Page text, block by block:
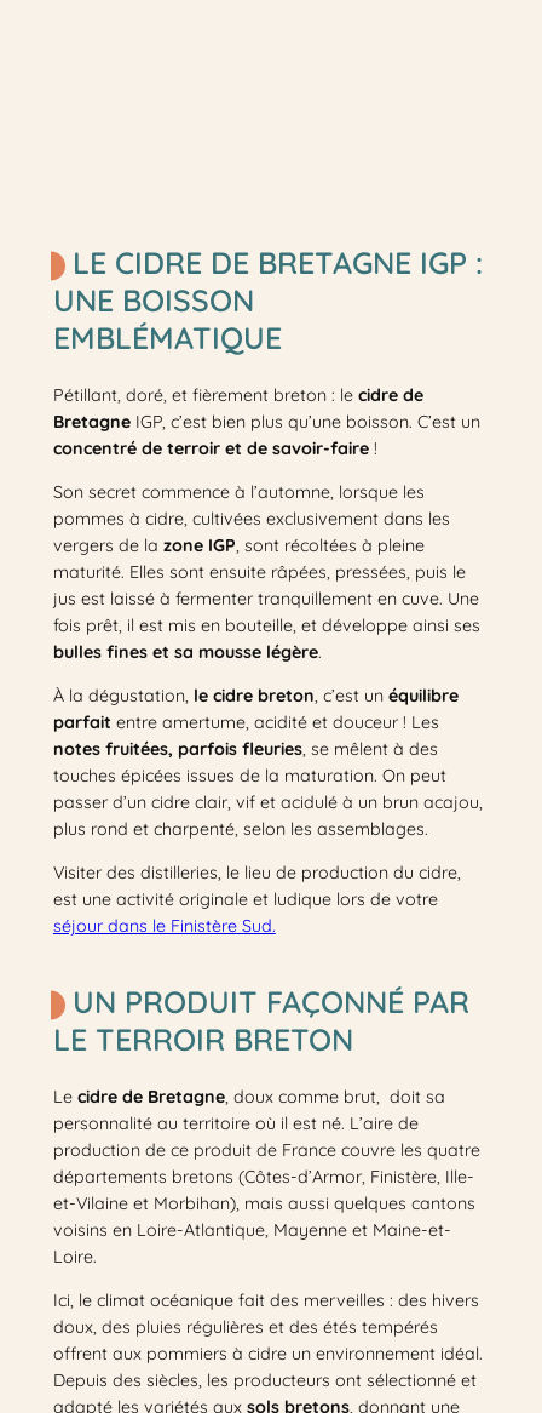
LE CIDRE DE BRETAGNE IGP :
UNE BOISSON
EMBLÉMATIQUE
Pétillant, doré, et fièrement breton : le cidre de
BretagneIGP, c’est bien plus qu’une boisson. C’est un
concentré de terroir et de savoir-faire!
Son secret commence à l’automne, lorsque les
pommes à cidre, cultivées exclusivement dans les
vergers de la zone IGP, sont récoltées à pleine
maturité. Elles sont ensuite râpées, pressées, puis le
jus est laissé à fermenter tranquillement en cuve. Une
fois prêt, il est mis en bouteille, et développe ainsi ses
bulles fines et sa mousse légère.
À la dégustation, le cidre breton, c’est un équilibre
parfait entre amertume, acidité et douceur ! Les
notes fruitées, parfois fleuries, se mêlent à des
touches épicées issues de la maturation. On peut
passer d’un cidre clair, vif et acidulé à un brun acajou,
plus rond et charpenté, selon les assemblages.
Visiter des distilleries, le lieu de production du cidre,
est une activité originale et ludique lors de votre
séjour dans le Finistère Sud.
UN PRODUIT FAÇONNÉ PAR
LE TERROIR BRETON
Le cidre de Bretagne, doux comme brut, doit sa
personnalité au territoire où il est né. L’aire de
production de ce produit de France couvre les quatre
départements bretons (Côtes-d’Armor, Finistère, Ille-
et-Vilaine et Morbihan), mais aussi quelques cantons
voisins en Loire-Atlantique, Mayenne et Maine-et-
Loire.
Ici, le climat océanique fait des merveilles : des hivers
doux, des pluies régulières et des étés tempérés
offrent aux pommiers à cidre un environnement idéal.
Depuis des siècles, les producteurs ont sélectionné et
adapté les variétés aux sols bretons, donnant une